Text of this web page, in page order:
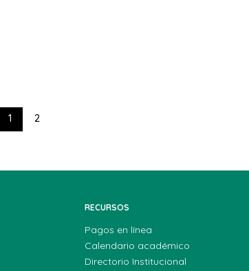
1 2
RECURSOS
Pagos en línea
Calendario académico
Directorio Institucional